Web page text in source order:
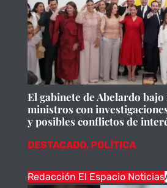
El gabinete de Abelardo bajo
ministros con
y posibles conflictos de
DESTACADO, POLÍTICA
Redacción El Espacio Noticias